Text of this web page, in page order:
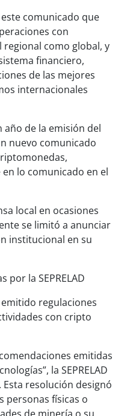
comunicado que
con
como global, y
financiero,
de las mejores
internacionales
de la emisión del
nuevo comunicado
lo comunicado en el
local en ocasiones
se limitó a anunciar
institucional en su
por la SEPRELAD
emitido regulaciones
con cripto
emitidas
la SEPRELAD
Esta resolución designó
personas físicas o